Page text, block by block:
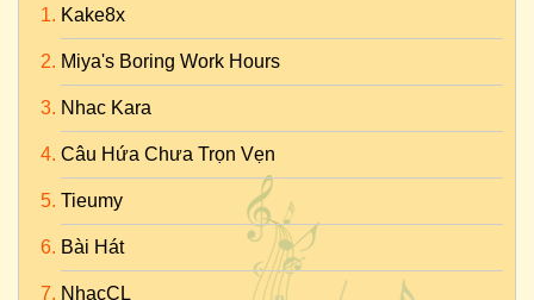
Kake8x
Miya's Boring Work Hours
Nhac Kara
Câu Hứa Chưa Trọn Vẹn
Tieumy
Bài Hát
NhạcCL